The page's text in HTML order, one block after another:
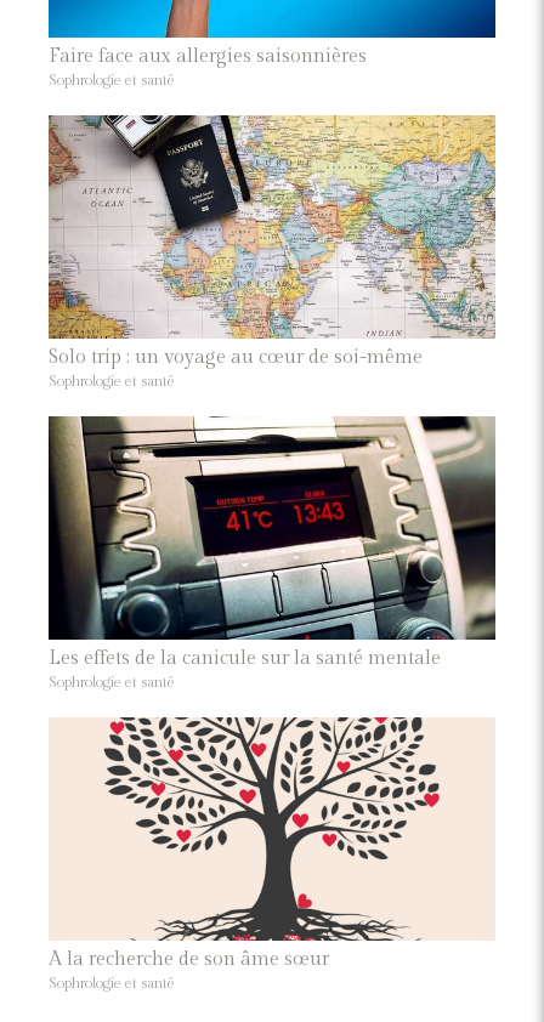
Faire face aux allergies saisonnières
Sophrologie et santé
Solo trip : un voyage au cœur de soi-même
Sophrologie et santé
Les effets de la canicule sur la santé mentale
Sophrologie et santé
A la recherche de son âme sœur
Sophrologie et santé